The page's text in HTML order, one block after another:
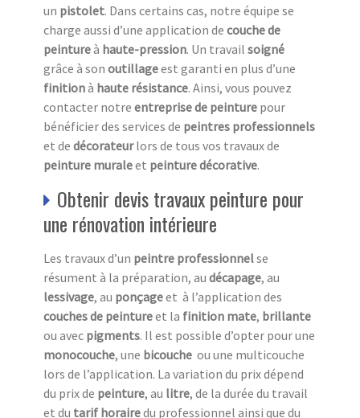
un pistolet. Dans certains cas, notre équipe se
charge aussi d’une application de couche de
peintureà haute-pression. Un travail soigné
grâce à son outillageest garanti en plus d’une
finitionà haute résistance. Ainsi, vous pouvez
contacter notre entreprise de peinture pour
bénéficier des services de peintres professionnels
et de décorateurlors de tous vos travaux de
peinture muraleet peinture décorative.
Obtenir devis travaux peinture pour
une rénovation intérieure
Les travaux d’un peintre professionnelse
résument à la préparation, au décapage, au
lessivage, au ponçageet à l’application des
couches de peintureet la finition mate, brillante
ou avec pigments. Il est possible d’opter pour une
monocouche, une bicouche ou une multicouche
lors de l’application. La variation du prix dépend
du prix de peinture, au litre, de la durée du travail
et du tarif horairedu professionnel ainsi que du